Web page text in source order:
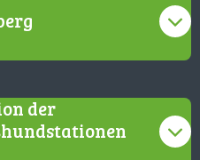
der